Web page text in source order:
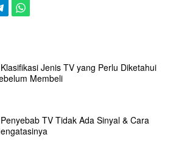
Jenis TV yang Perlu Diketahui
Membeli
TV Tidak Ada Sinyal & Cara